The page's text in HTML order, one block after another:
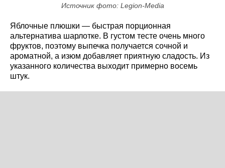
Источник фото: Legion-Media
Яблочные плюшки — быстрая порционная
альтернатива шарлотке. В густом тесте очень много
фруктов, поэтому выпечка получается сочной и
ароматной, а изюм добавляет приятную сладость. Из
указанного количества выходит примерно восемь
штук.